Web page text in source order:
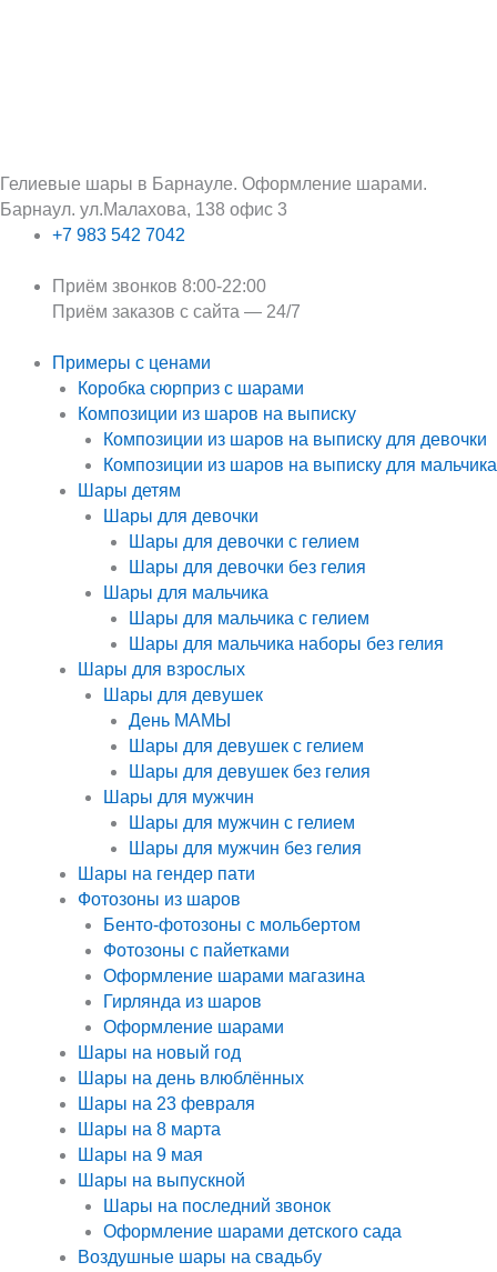
Гелиевые шары в Барнауле. Оформление шарами.
Барнаул. ул.Малахова, 138 офис 3
+7 983 542 7042
Приём звонков 8:00-22:00
Приём заказов с сайта — 24/7
Примеры с ценами
Коробка сюрприз с шарами
Композиции из шаров на выписку
Композиции из шаров на выписку для девочки
Композиции из шаров на выписку для мальчика
Шары детям
Шары для девочки
Шары для девочки с гелием
Шары для девочки без гелия
Шары для мальчика
Шары для мальчика с гелием
Шары для мальчика наборы без гелия
Шары для взрослых
Шары для девушек
День МАМЫ
Шары для девушек с гелием
Шары для девушек без гелия
Шары для мужчин
Шары для мужчин с гелием
Шары для мужчин без гелия
Шары на гендер пати
Фотозоны из шаров
Бенто-фотозоны с мольбертом
Фотозоны с пайетками
Оформление шарами магазина
Гирлянда из шаров
Оформление шарами
Шары на новый год
Шары на день влюблённых
Шары на 23 февраля
Шары на 8 марта
Шары на 9 мая
Шары на выпускной
Шары на последний звонок
Оформление шарами детского сада
Воздушные шары на свадьбу